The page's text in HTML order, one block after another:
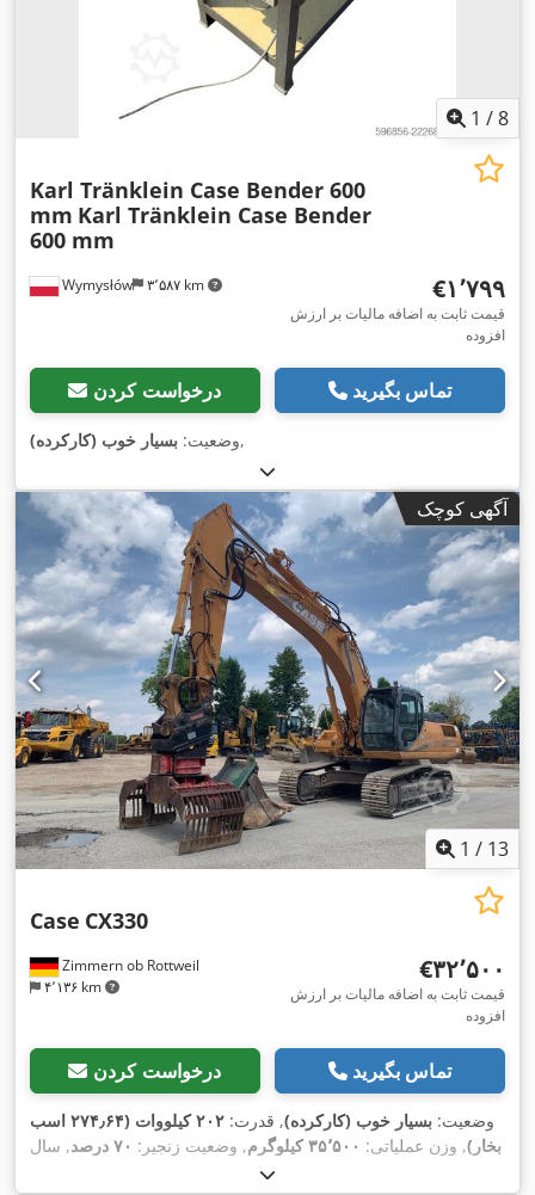
1 /8
Wymysłów ۳٬۵۸۷ km
Karl Tränklein Case Bender 600
mm Karl Tränklein Case Bender
600 mm
‎€۱٬۷۹۹
قیمت ثابت به اضافه مالیات بر ارزش
افزوده
درخواست کردن تماس بگیرید
وضعیت: بسیار خوب (کارکرده) ,
آگهی کوچک
1 / 13
Zimmern ob Rottweil
۴٬۱۳۶ km
Case CX330
‎€۳۲٬۵۰۰
قیمت ثابت به اضافه مالیات بر ارزش
افزوده
درخواست کردن تماس بگیرید
وضعیت: بسیار خوب (کارکرده), قدرت:
۲۰۲ کیلووات (۲۷۴٫۶۴ اسب
بخار), وزن عملیاتی: ۳۵٬۵۰۰ کیلوگرم , وضعیت زنجیر: ۷۰ درصد
, سال
ساخت: